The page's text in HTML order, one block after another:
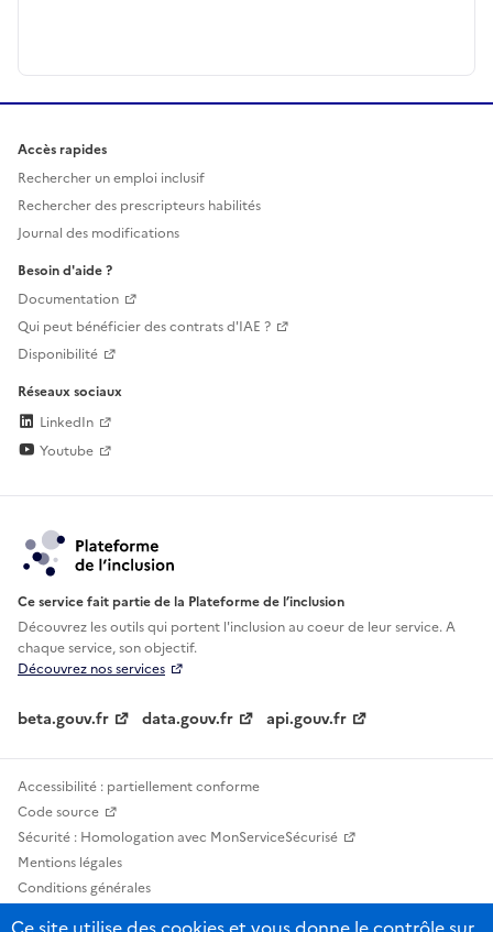
Accès rapides
Rechercher un emploi inclusif
Rechercher des prescripteurs habilités
Journal des modifications
Besoin d'aide ?
Documentation
Qui peut bénéficier des contrats d'IAE ?
Disponibilité
Réseaux sociaux
LinkedIn
Youtube
Ce service fait partie de la Plateforme de l’inclusion
Découvrez les outils qui portent l'inclusion aucoeur de leur service. A
chaque service, son objectif.
Découvrez nos services
beta.gouv.fr data.gouv.fr api.gouv.fr
Accessibilité : partiellement conforme
Code source
Sécurité : Homologation avec MonServiceSécurisé
Mentions légales
Conditions générales